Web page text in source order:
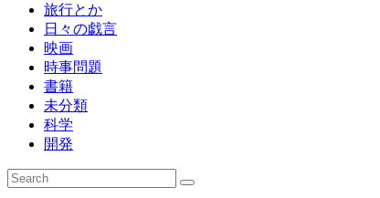
旅行とか
日々の戯言
映画
時事問題
書籍
未分類
科学
開発